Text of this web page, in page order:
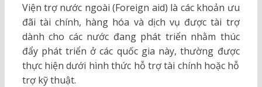
Viện trợ nước ngoài (Foreign aid) là các khoản ưu
đãi tài chính, hàng hóa và dịch vụ được tài trợ
dành cho các nước đang phát triển nhằm thúc
đẩy phát triển ở các quốc gia này, thường được
thực hiện dưới hình thức hỗ trợ tài chính hoặc hỗ
trợ kỹ thuật.